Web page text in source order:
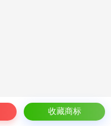
收藏商标